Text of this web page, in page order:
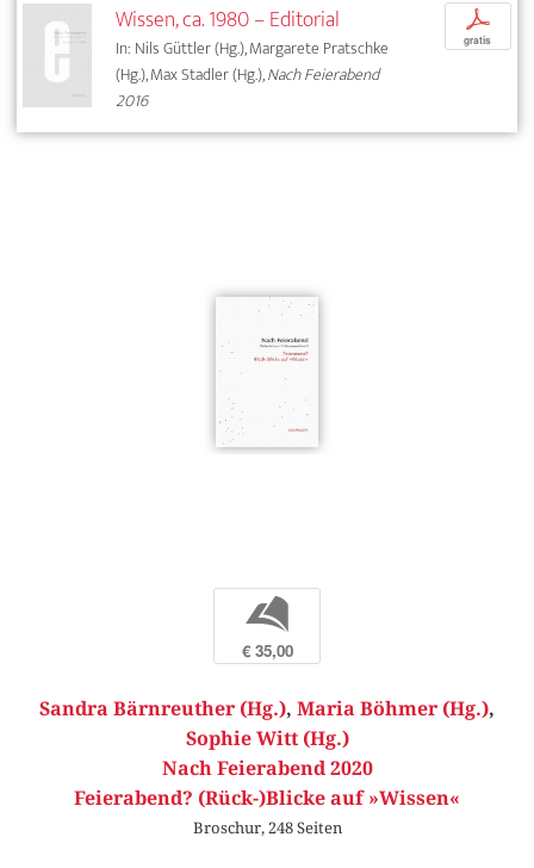
Wissen, ca. 1980 – Editorial
In: Nils Güttler (Hg.), Margarete Pratschke
(Hg.), Max Stadler (Hg.),Nach Feierabend
2016
p
gratis
b
€ 35,00
Sandra Bärnreuther (Hg.), Maria Böhmer (Hg.),
Sophie Witt (Hg.)
Nach Feierabend 2020
Feierabend? (Rück-)Blicke auf »Wissen«
Broschur, 248 Seiten